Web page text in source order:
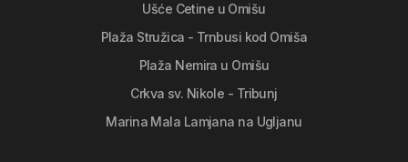
Ušće Cetine u Omišu
Plaža Stružica - Trnbusi kod Omiša
Plaža Nemira u Omišu
Crkva sv. Nikole - Tribunj
Marina Mala Lamjana na Ugljanu